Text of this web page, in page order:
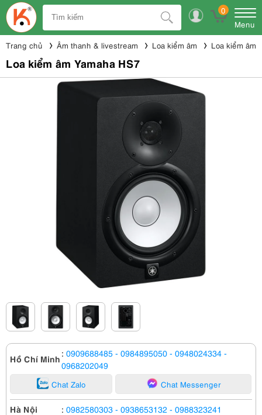
0
Menu
Trang chủ Âm thanh & livestream Loa kiểm âm Loa kiểm âm
Loa kiểm âm Yamaha HS7
Hồ Chí Minh : 0909688485 - 0984895050 - 0948024334 -
0968202049
Chat Zalo Chat Messenger
Hà Nội : 0982580303 - 0938653132 - 0988323241